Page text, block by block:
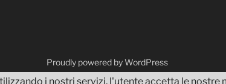
Proudly powered by WordPress
i nostri servizi, l'utente accetta le nostre